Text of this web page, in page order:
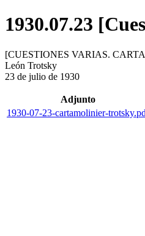
1930.07.23
[CUESTIONES VARIAS.
León Trotsky
23 de julio de 1930
Adjunto
1930-07-23-cartamolinier-